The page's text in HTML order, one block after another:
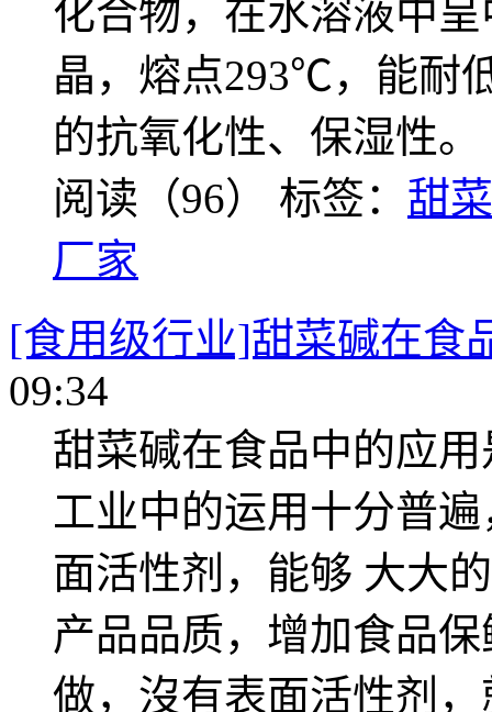
化合物，在水溶液中
晶，熔点293℃，能耐
的抗氧化性、保湿性。
阅读（96） 标签： 甜
厂家
[食用级行业]甜菜碱在食
09:34
甜菜碱在食品中的应
工业中的运用十分普
面活性剂，能够 大大
产品品质，增加食品
做，沒有表面活性剂